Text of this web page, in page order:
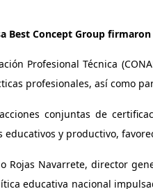
Best Concept Group
Profesional Técnica
profesionales, así como
conjuntas de
educativos y productivo,
Rojas Navarrete, director
educativa nacional